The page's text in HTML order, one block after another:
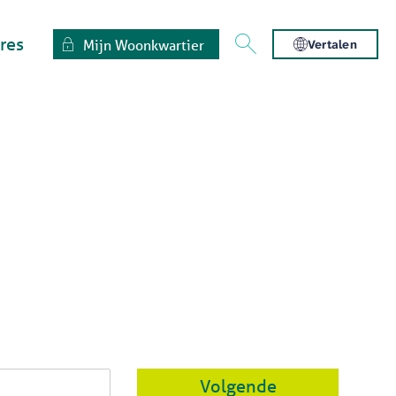
Mijn Woonkwartier Vertalen
Volgende